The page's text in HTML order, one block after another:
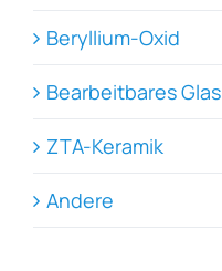
Beryllium-Oxid
Bearbeitbares Glas
ZTA-Keramik
Andere